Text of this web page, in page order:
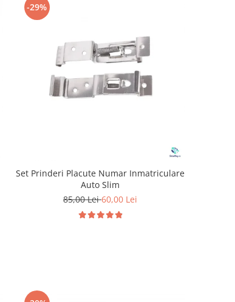
-29%
Set Prinderi Placute Numar Inmatriculare
Auto Slim
85,00 Lei60,00 Lei